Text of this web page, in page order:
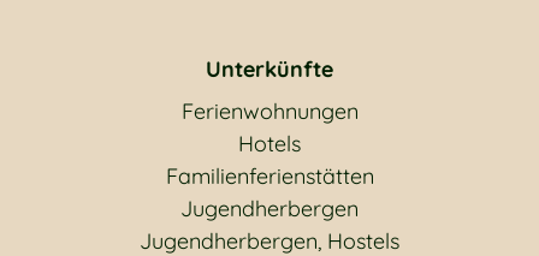
Unterkünfte
Ferienwohnungen
Hotels
Familienferienstätten
Jugendherbergen
Jugendherbergen, Hostels